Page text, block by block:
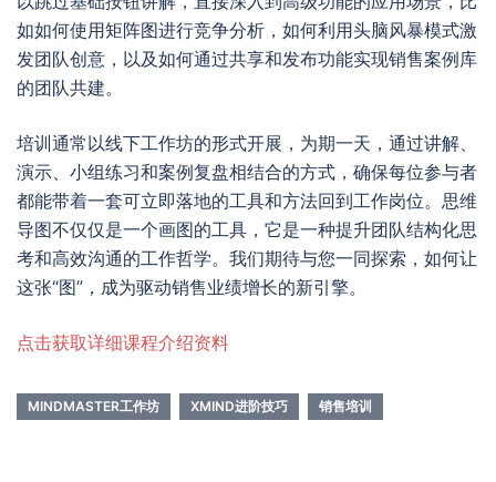
如如何使用矩阵图进行竞争分析，如何利用头脑风暴模式激
发团队创意，以及如何通过共享和发布功能实现销售案例库
的团队共建。
培训通常以线下工作坊的形式开展，为期一天，通过讲解、
演示、小组练习和案例复盘相结合的方式，确保每位参与者
都能带着一套可立即落地的工具和方法回到工作岗位。思维
导图不仅仅是一个画图的工具，它是一种提升团队结构化思
考和高效沟通的工作哲学。我们期待与您一同探索，如何让
这张“图”，成为驱动销售业绩增长的新引擎。
点击获取详细课程介绍资料
MINDMASTER工作坊 XMIND进阶技巧 销售培训